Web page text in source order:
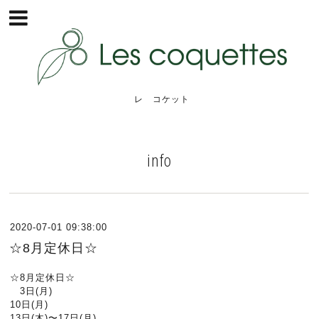
レ コケット
info
2020-07-01 09:38:00
☆8月定休日☆
☆8月定休日☆
3日(月)
10日(月)